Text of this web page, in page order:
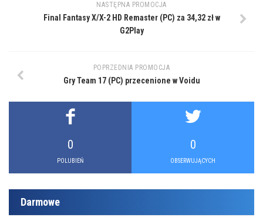
NASTĘPNA PROMOCJA
Final Fantasy X/X-2 HD Remaster (PC) za 34,32 zł w
G2Play
POPRZEDNIA PROMOCJA
Gry Team 17 (PC) przecenione w Voidu
0
POLUBIEŃ
0
OBSERWUJĄCYCH
Darmowe